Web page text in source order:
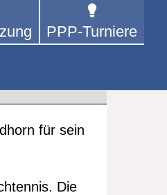
PPP-Turniere
für sein
Die